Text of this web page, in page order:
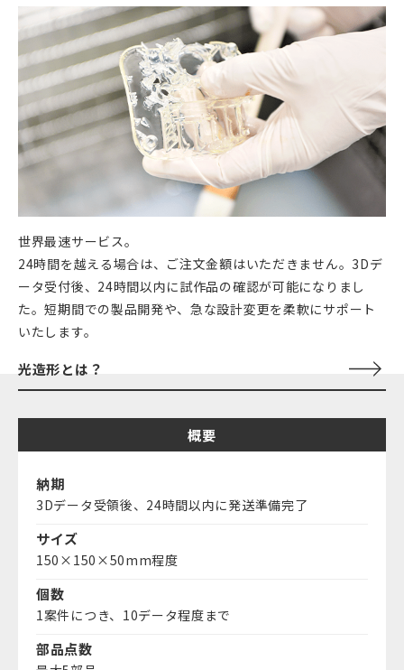
世界最速サービス。
24時間を越える場合は、ご注文金額はいただきません。3Dデ
ータ受付後、24時間以内に試作品の確認が可能になりまし
た。短期間での製品開発や、急な設計変更を柔軟にサポート
いたします。
光造形とは？
概要
納期
3Dデータ受領後、24時間以内に発送準備完了
サイズ
150×150×50mm程度
個数
1案件につき、10データ程度まで
部品点数